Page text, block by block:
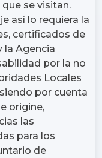
se visitan.
así lo requiera la
certificados de
la Agencia
por la no
Locales
por cuenta
origine,
las
para los
de